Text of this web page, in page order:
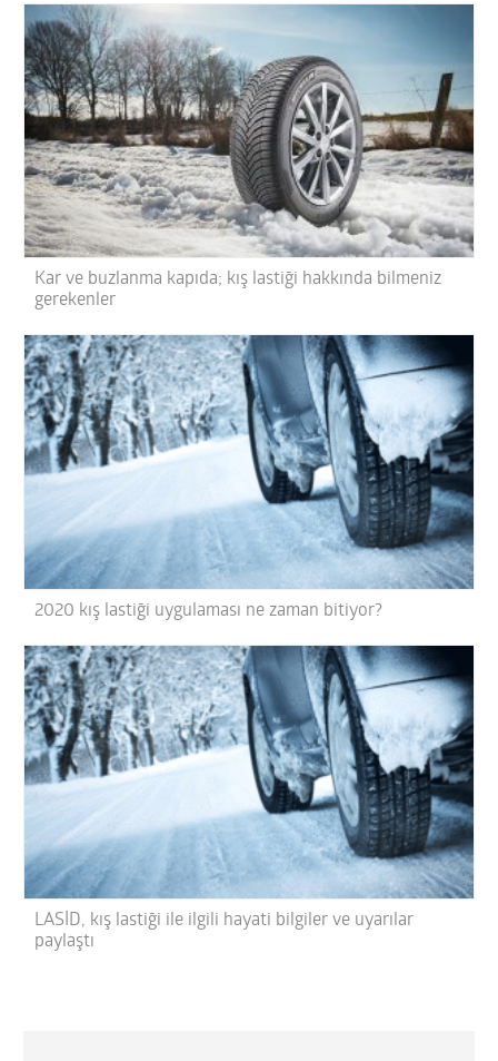
Kar ve buzlanma kapıda; kış lastiği hakkında bilmeniz
gerekenler
2020 kış lastiği uygulaması ne zaman bitiyor?
LASİD, kış lastiği ile ilgili hayati bilgiler ve uyarılar
paylaştı